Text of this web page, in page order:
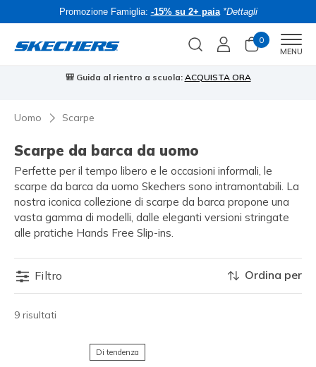
Promozione Famiglia: -15% su 2+ paia *Dettagli
0
MENU
🎒 Guida al rientro a scuola: ACQUISTA ORA
Uomo Scarpe
Scarpe da barca da uomo
Perfette per il tempo libero e le occasioni informali, le
scarpe da barca da uomo Skechers sono intramontabili. La
nostra iconica collezione di scarpe da barca propone una
vasta gamma di modelli, dalle eleganti versioni stringate
alle pratiche Hands Free Slip-ins.
Filtro
9 risultati
Ordina per
Di tendenza